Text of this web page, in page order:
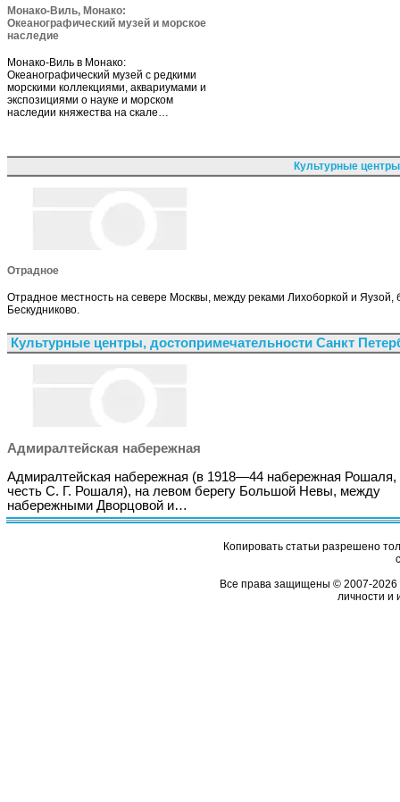
Монако-Виль, Монако:
Океанографический музей и морское
наследие
Монако-Виль в Монако:
Океанографический музей с редкими
морскими коллекциями, аквариумами и
экспозициями о науке и морском
наследии княжества на скале…
Культурные
Отрадное
Отрадное местность на севере Москвы, между реками Лихоборкой и
Бескудниково.
Культурные центры, достопримечательности Санкт
Адмиралтейская набережная
Адмиралтейская набережная (в 1918—44 набережная Рошаля,
честь С. Г. Рошаля), на левом берегу Большой Невы, между
набережными Дворцовой и…
Копировать статьи разрешено
Все права защищены © 2007-2026
личности и